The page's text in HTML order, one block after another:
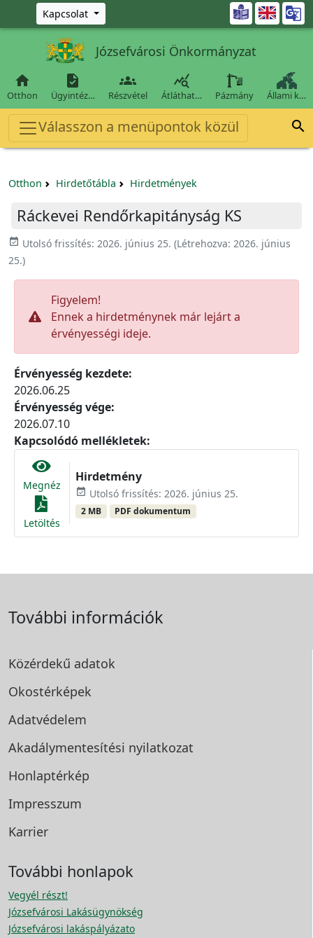
Ugrás a fő tartalomra
Kapcsolat 
Józsefvárosi Önkormányzat

Otthon

Ügyintéz…

Részvétel

Átláthat… Pázmány Állami k…
Válasszon a menüpontok közül 
Otthon Hirdetőtábla Hirdetmények
Ráckevei Rendőrkapitányság KS
event_available Utolsó frissítés: 2026. június 25. (Létrehozva: 2026. június
25.)
Figyelem!
Ennek a hirdetménynek már lejárt a
érvényességi ideje.
Érvényesség kezdete:
2026.06.25
Érvényesség vége:
2026.07.10
Kapcsolódó mellékletek:
Megnéz
Letöltés
Hirdetmény
event_available Utolsó frissítés: 2026. június 25.
2 MB PDF dokumentum
További információk
Közérdekű adatok
Okostérképek
Adatvédelem
Akadálymentesítési nyilatkozat
Honlaptérkép
Impresszum
Karrier
További honlapok
Vegyél részt!
Józsefvárosi Lakásügynökség
Józsefvárosi lakáspályázato